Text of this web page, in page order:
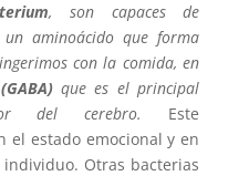
, son capaces de
un aminoácido que forma
con la comida, en
que es el principal
del cerebro.
Este
el estado emocional y en
Otras bacterias